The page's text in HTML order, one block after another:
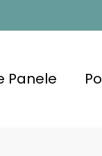
Panele